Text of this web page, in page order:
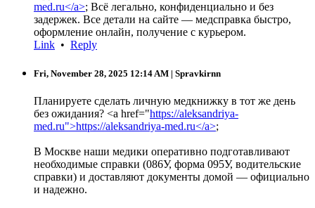
med.ru</a>; Всё легально, конфиденциально и без
задержек. Все детали на сайте — медсправка быстро,
оформление онлайн, получение с курьером.
Link • Reply
Fri, November 28, 2025 12:14 AM | Spravkirnn
Планируете сделать личную медкнижку в тот же день
без ожидания? <a href="https://aleksandriya-
med.ru">https://aleksandriya-med.ru</a>;
В Москве наши медики оперативно подготавливают
необходимые справки (086У, форма 095У, водительские
справки) и доставляют документы домой — официально
и надежно.